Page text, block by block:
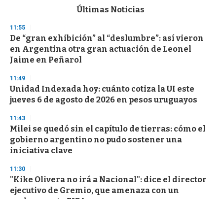
d
s
o
f
3
s
e
c
o
d
s
Últimas Noticias
11:55
De “gran exhibición” al “deslumbre”: así vieron
en Argentina otra gran actuación de Leonel
Jaime en Peñarol
11:49
Unidad Indexada hoy: cuánto cotiza la UI este
jueves 6 de agosto de 2026 en pesos uruguayos
11:43
Milei se quedó sin el capítulo de tierras: cómo el
gobierno argentino no pudo sostener una
iniciativa clave
11:30
"Kike Olivera no irá a Nacional": dice el director
ejecutivo de Gremio, que amenaza con un